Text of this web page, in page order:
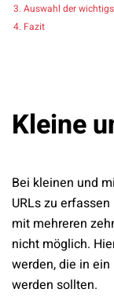
Auswahl der
Fazit
Kleine
Bei kleinen und
URLs zu
mit mehreren
nicht möglich.
werden, die in
werden sollten.